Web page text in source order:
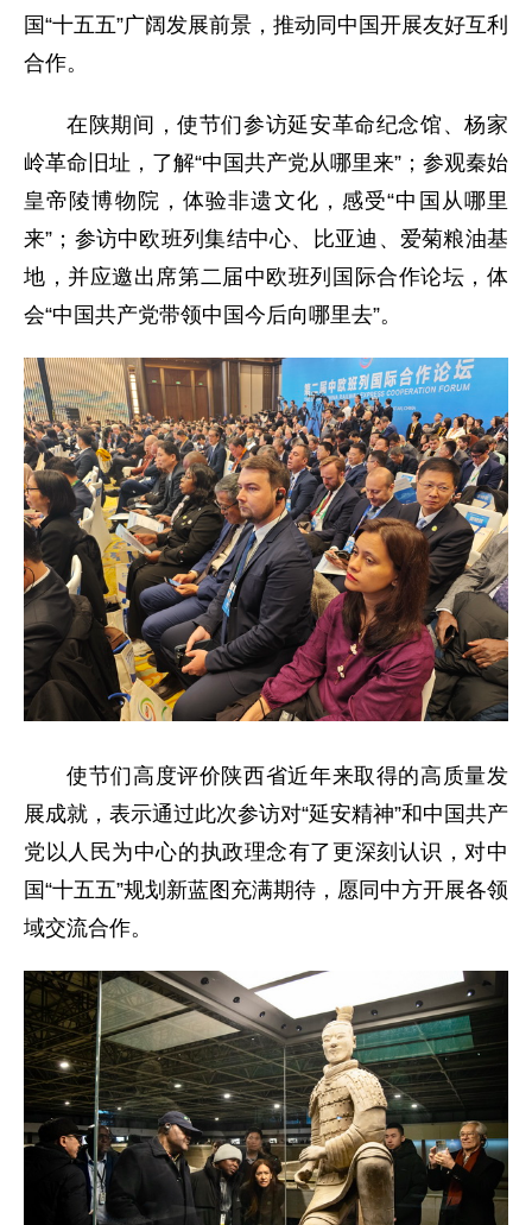
国“十五五”广阔发展前景，推动同中国开展友好互利
合作。
在陕期间，使节们参访延安革命纪念馆、杨家
岭革命旧址，了解“中国共产党从哪里来”；参观秦始
皇帝陵博物院，体验非遗文化，感受“中国从哪里
来”；参访中欧班列集结中心、比亚迪、爱菊粮油基
地，并应邀出席第二届中欧班列国际合作论坛，体
会“中国共产党带领中国今后向哪里去”。
使节们高度评价陕西省近年来取得的高质量发
展成就，表示通过此次参访对“延安精神”和中国共产
党以人民为中心的执政理念有了更深刻认识，对中
国“十五五”规划新蓝图充满期待，愿同中方开展各领
域交流合作。